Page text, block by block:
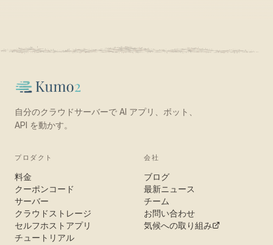
自分のクラウドサーバーで AI アプリ、ボット、
API を動かす。
プロダクト
料金
クーポンコード
サーバー
クラウドストレージ
セルフホストアプリ
チュートリアル
会社
ブログ
最新ニュース
チーム
お問い合わせ
気候への取り組み